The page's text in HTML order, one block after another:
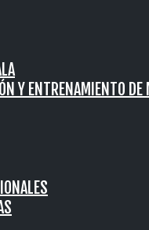
Y ENTRENAMIENTO DE